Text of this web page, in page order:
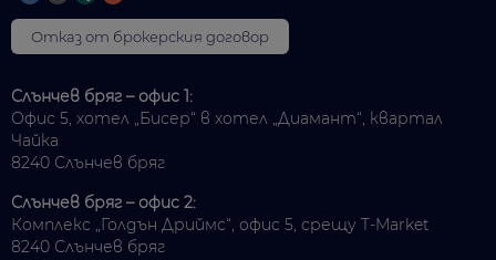
Отказ от брокерския договор
Слънчев бряг – офис 1:
Офис 5, хотел „Бисер“ в хотел „Диамант“, квартал
Чайка
8240 Слънчев бряг
Слънчев бряг – офис 2:
Комплекс „Голдън Дриймс“, офис 5, срещу T-Market
8240 Слънчев бряг